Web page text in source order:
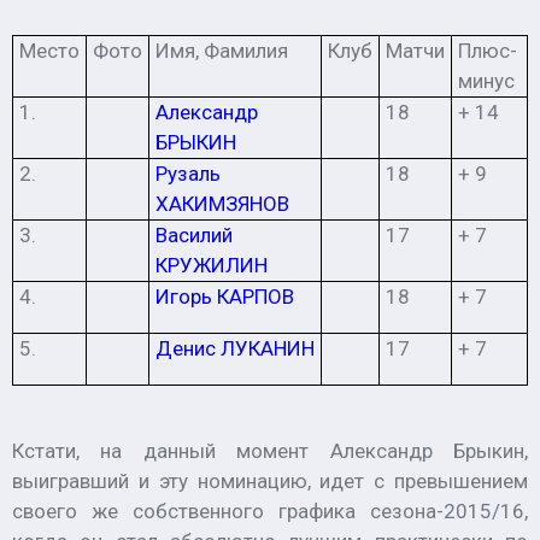
Место Фото Имя, Фамилия Клуб Матчи
Плюс-
минус
1.
Александр
БРЫКИН
18 + 14
2.
Рузаль
ХАКИМЗЯНОВ
18 + 9
3.
Василий
КРУЖИЛИН
17 + 7
4. Игорь КАРПОВ 18 + 7
5. Денис ЛУКАНИН 17 + 7
Кстати, на данный момент Александр Брыкин,
выигравший и эту номинацию, идет с превышением
своего же собственного графика сезона-2015/16,